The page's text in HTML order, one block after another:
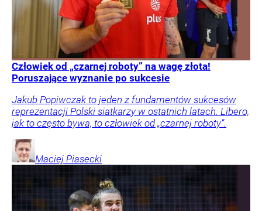
Człowiek od „czarnej roboty” na wagę złota!
Poruszające wyznanie po sukcesie
Jakub Popiwczak to jeden z fundamentów sukcesów
reprezentacji Polski siatkarzy w ostatnich latach. Libero,
jak to często bywa, to człowiek od „czarnej roboty”.
Maciej Piasecki